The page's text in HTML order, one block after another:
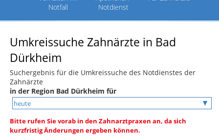
Notfall
Notdienst
Umkreissuche Zahnärzte in Bad
Dürkheim
Suchergebnis für die Umkreissuche des Notdienstes der
Zahnärzte
in der Region Bad Dürkheim für
Bitte rufen Sie vorab in den Zahnarztpraxen an, da sich
kurzfristig Änderungen ergeben können.